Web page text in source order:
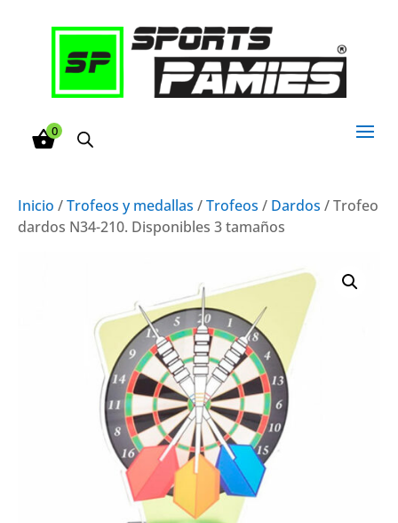
0
Inicio /Trofeos y medallas /Trofeos / Dardos / Trofeo
dardos N34-210. Disponibles 3 tamaños